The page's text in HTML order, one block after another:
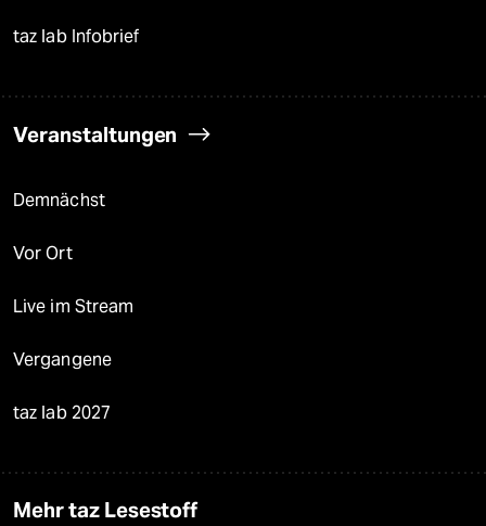
taz lab Infobrief
Veranstaltungen
Demnächst
Vor Ort
Live im Stream
Vergangene
taz lab 2027
Mehr taz Lesestoff